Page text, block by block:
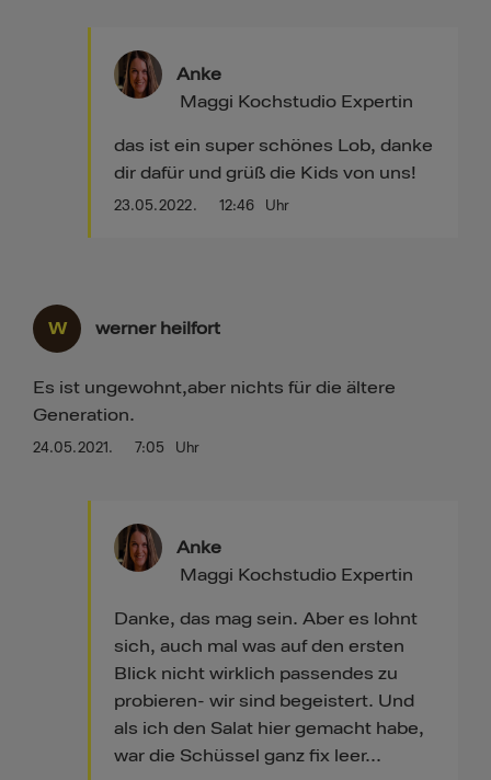
Anke
23.05.2022. 12:46 Uhr
Maggi Kochstudio Expertin
das ist ein super schönes Lob, danke
dir dafür und grüß die Kids von uns!
W werner heilfort
24.05.2021. 7:05 Uhr
Es ist ungewohnt,aber nichts für die ältere
Generation.
Anke
Maggi Kochstudio Expertin
Danke, das mag sein. Aber es lohnt
sich, auch mal was auf den ersten
Blick nicht wirklich passendes zu
probieren- wir sind begeistert. Und
als ich den Salat hier gemacht habe,
war die Schüssel ganz fix leer...